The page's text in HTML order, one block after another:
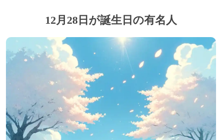
12月28日が誕生日の有名人